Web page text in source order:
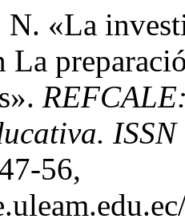
N. «La
La
56,